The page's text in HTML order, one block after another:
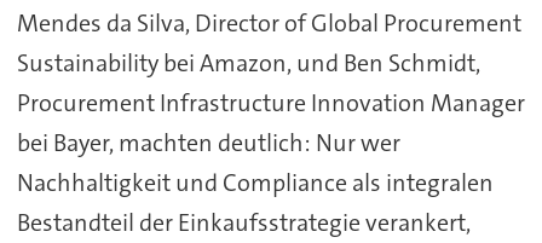
Mendes da Silva, Director of Global Procurement
Sustainability bei Amazon, und Ben Schmidt,
Procurement Infrastructure Innovation Manager
bei Bayer, machten deutlich: Nur wer
Nachhaltigkeit und Compliance als integralen
Bestandteil der Einkaufsstrategie verankert,